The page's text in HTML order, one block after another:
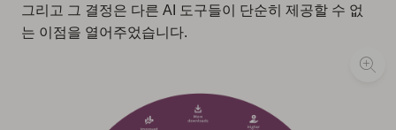
그리고 그 결정은 다른 AI 도구들이 단순히 제공할 수 없
는 이점을 열어주었습니다.